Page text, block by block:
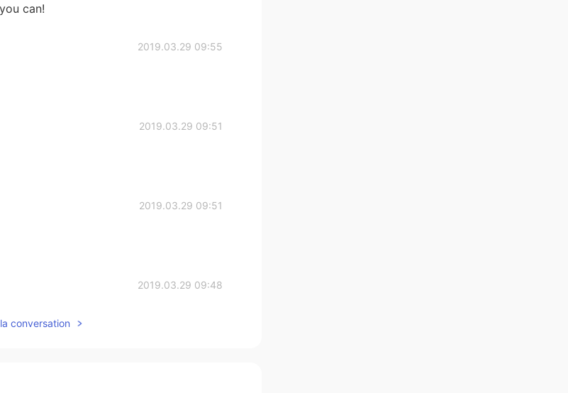
can!
2019.03.29 09:55
2019.03.29 09:51
2019.03.29 09:51
2019.03.29 09:48
した
conversation